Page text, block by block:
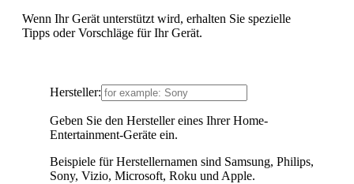
Wenn Ihr Gerät unterstützt wird, erhalten Sie spezielle
Tipps oder Vorschläge für Ihr Gerät.
Hersteller:
Geben Sie den Hersteller eines Ihrer Home-
Entertainment-Geräte ein.
Beispiele für Herstellernamen sind Samsung, Philips,
Sony, Vizio, Microsoft, Roku und Apple.